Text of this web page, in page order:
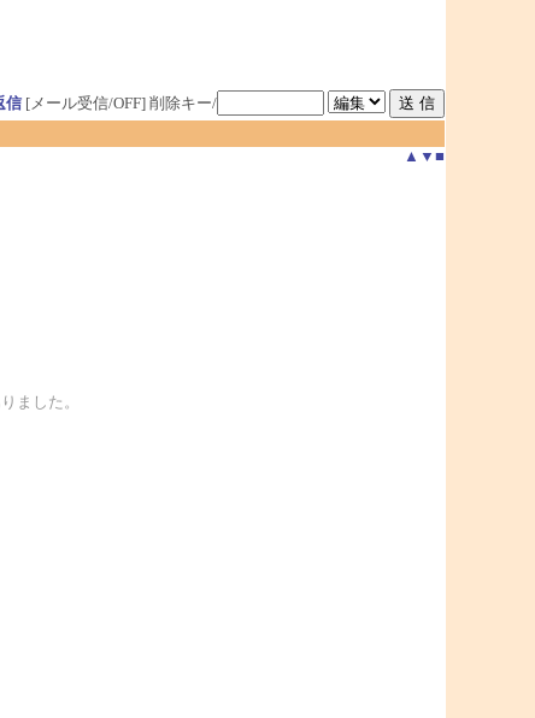
信[メール受信/OFF] 削除キー/
▲ ▼ ■
ました。